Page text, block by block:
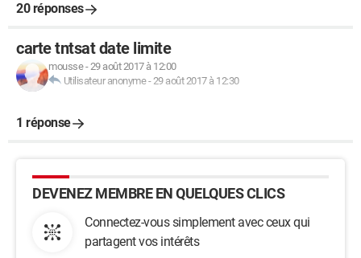
20 réponses
carte tntsat date limite
mousse-29 août 2017 à 12:00
Utilisateur anonyme-29 août 2017 à 12:30
1 réponse
DEVENEZ MEMBRE EN QUELQUES CLICS
Connectez-vous simplement avec ceux qui
partagent vos intérêts